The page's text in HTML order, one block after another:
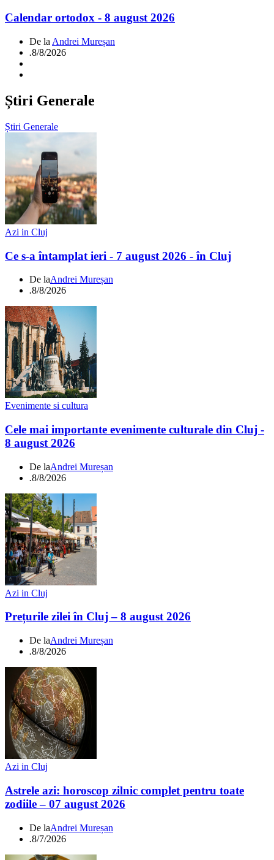
Calendar ortodox - 8 august 2026
De la Andrei Mureșan
.8/8/2026
Știri Generale
Știri Generale
Azi in Cluj
Ce s-a întamplat ieri - 7 august 2026 - în Cluj
De laAndrei Mureșan
.8/8/2026
Evenimente si cultura
Cele mai importante evenimente culturale din Cluj -
8 august 2026
De laAndrei Mureșan
.8/8/2026
Azi in Cluj
Prețurile zilei în Cluj – 8 august 2026
De laAndrei Mureșan
.8/8/2026
Azi in Cluj
Astrele azi: horoscop zilnic complet pentru toate
zodiile – 07 august 2026
De laAndrei Mureșan
.8/7/2026